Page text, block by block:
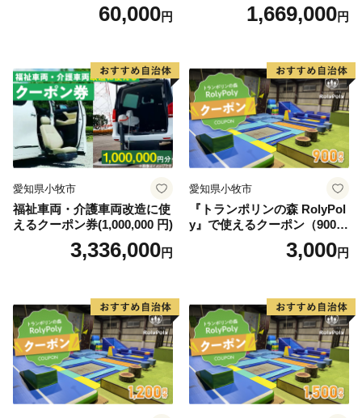
60,000円 1,669,000円
愛知県小牧市
福祉車両・介護車両改造に使
えるクーポン券(1,000,000 円)
3,336,000円
愛知県小牧市
『トランポリンの森 RolyPol
y』で使えるクーポン（900
3,000円